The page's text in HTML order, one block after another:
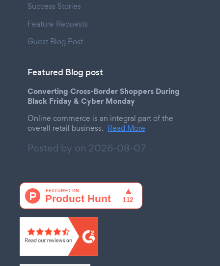
Success Stories
Feature Requests
Guest Blog Post
Featured Blog post
Converting Cross-Border Shoppers During
Black Friday & Cyber Monday
Online commerce is an integral part of the
overall retail business. Read More
Posted by on 2026-08-07